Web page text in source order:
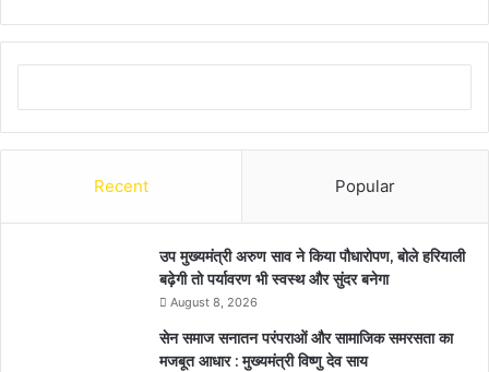
Recent Popular
उप मुख्यमंत्री अरुण साव ने किया पौधारोपण, बोले हरियाली
बढ़ेगी तो पर्यावरण भी स्वस्थ और सुंदर बनेगा
August 8, 2026
सेन समाज सनातन परंपराओं और सामाजिक समरसता का
मजबूत आधार : मुख्यमंत्री विष्णु देव साय